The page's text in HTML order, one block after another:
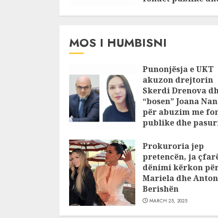
MOS I HUMBISNI
Punonjësja e UKT
akuzon drejtorin
Skerdi Drenova
“bosen” Joana
për abuzim me
publike dhe
JULY 24, 2025
Prokuroria jep
pretencën, ja
dënimi kërkon
Mariela dhe
Berishën
MARCH 25, 2025